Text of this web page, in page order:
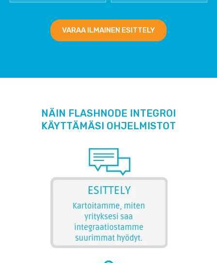
VARAA ILMAINEN ESITTELY
NÄIN FLASHNODE INTEGROI
KÄYTTÄMÄSI OHJELMISTOT